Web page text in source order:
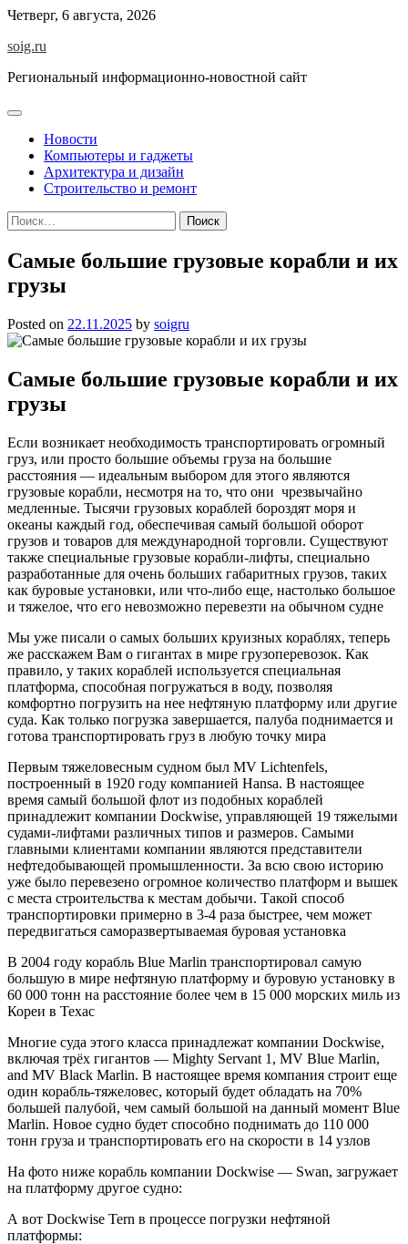
Skip
content
Четверг, 6 августа, 2026
soig.ru
Региональный информационно-новостной сайт
Новости
Компьютеры и гаджеты
Архитектура и дизайн
Строительство и ремонт
Найти:
Самые большие грузовые корабли и их
грузы
Posted on 22.11.2025 by soigru
Самые большие грузовые корабли и их
грузы
Если возникает необходимость транспортировать огромный
груз, или просто большие объемы груза на большие
расстояния — идеальным выбором для этого являются
грузовые корабли, несмотря на то, что они чрезвычайно
медленные. Тысячи грузовых кораблей бороздят моря и
океаны каждый год, обеспечивая самый большой оборот
грузов и товаров для международной торговли. Существуют
также специальные грузовые корабли-лифты, специально
разработанные для очень больших габаритных грузов, таких
как буровые установки, или что-либо еще, настолько большое
и тяжелое, что его невозможно перевезти на обычном судне
Мы уже писали о самых больших круизных кораблях, теперь
же расскажем Вам о гигантах в мире грузоперевозок. Как
правило, у таких кораблей используется специальная
платформа, способная погружаться в воду, позволяя
комфортно погрузить на нее нефтяную платформу или другие
суда. Как только погрузка завершается, палуба поднимается и
готова транспортировать груз в любую точку мира
Первым тяжеловесным судном был MV Lichtenfels,
построенный в 1920 году компанией Hansa. В настоящее
время самый большой флот из подобных кораблей
принадлежит компании Dockwise, управляющей 19 тяжелыми
судами-лифтами различных типов и размеров. Самыми
главными клиентами компании являются представители
нефтедобывающей промышленности. За всю свою историю
уже было перевезено огромное количество платформ и вышек
с места строительства к местам добычи. Такой способ
транспортировки примерно в 3-4 раза быстрее, чем может
передвигаться саморазвертываемая буровая установка
В 2004 году корабль Blue Marlin транспортировал самую
большую в мире нефтяную платформу и буровую установку в
60 000 тонн на расстояние более чем в 15 000 морских миль из
Кореи в Техас
Многие суда этого класса принадлежат компании Dockwise,
включая трёх гигантов — Mighty Servant 1, MV Blue Marlin,
and MV Black Marlin. В настоящее время компания строит еще
один корабль-тяжеловес, который будет обладать на 70%
большей палубой, чем самый большой на данный момент Blue
Marlin. Новое судно будет способно поднимать до 110 000
тонн груза и транспортировать его на скорости в 14 узлов
На фото ниже корабль компании Dockwise — Swan, загружает
на платформу другое судно:
А вот Dockwise Tern в процессе погрузки нефтяной
платформы: